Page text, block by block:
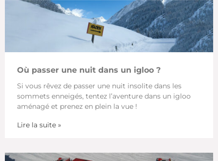
Où passer une nuit dans un igloo ?
Si vous rêvez de passer une nuit insolite dans les
sommets enneigés, tentez l’aventure dans un igloo
aménagé et prenez en plein la vue !
Lire la suite »